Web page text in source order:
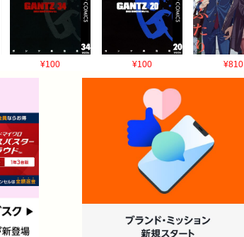
¥100 ¥100 ¥810